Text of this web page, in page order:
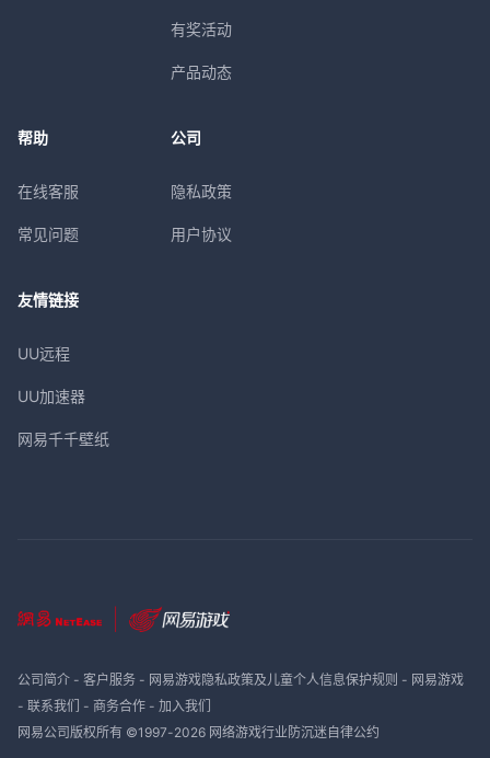
有奖活动
产品动态
帮助
在线客服
常见问题
公司
隐私政策
用户协议
友情链接
UU远程
UU加速器
网易千千壁纸
公司简介- 客户服务- 网易游戏隐私政策及儿童个人信息保护规则 - 网易游戏
- 联系我们 - 商务合作- 加入我们
网易公司版权所有 ©1997-2026 网络游戏行业防沉迷自律公约